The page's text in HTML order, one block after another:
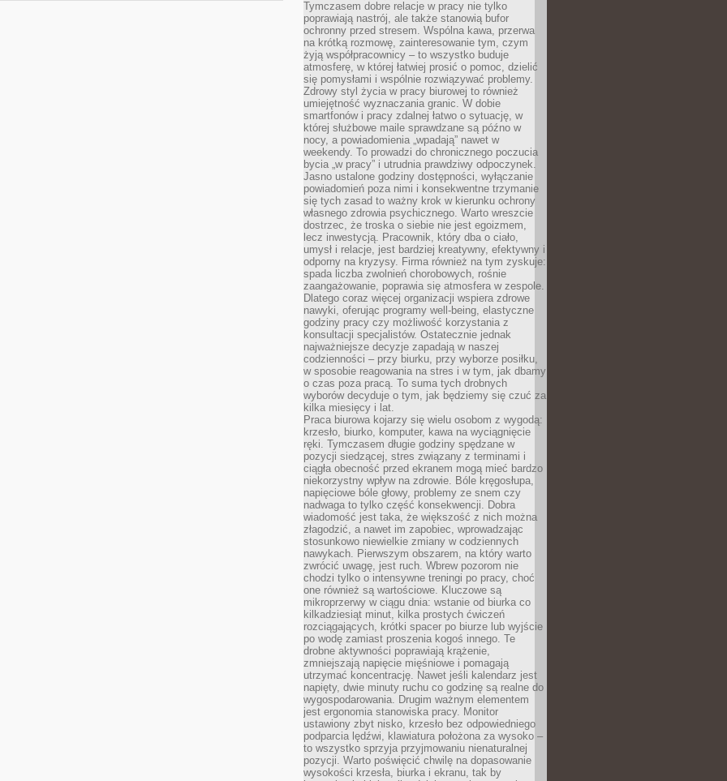
Tymczasem dobre relacje w pracy nie tylko
poprawiają nastrój, ale także stanowią bufor
ochronny przed stresem. Wspólna kawa, przerwa
na krótką rozmowę, zainteresowanie tym, czym
żyją współpracownicy – to wszystko buduje
atmosferę, w której łatwiej prosić o pomoc, dzielić
się pomysłami i wspólnie rozwiązywać problemy.
Zdrowy styl życia w pracy biurowej to również
umiejętność wyznaczania granic. W dobie
smartfonów i pracy zdalnej łatwo o sytuację, w
której służbowe maile sprawdzane są późno w
nocy, a powiadomienia „wpadają” nawet w
weekendy. To prowadzi do chronicznego poczucia
bycia „w pracy” i utrudnia prawdziwy odpoczynek.
Jasno ustalone godziny dostępności, wyłączanie
powiadomień poza nimi i konsekwentne trzymanie
się tych zasad to ważny krok w kierunku ochrony
własnego zdrowia psychicznego. Warto wreszcie
dostrzec, że troska o siebie nie jest egoizmem,
lecz inwestycją. Pracownik, który dba o ciało,
umysł i relacje, jest bardziej kreatywny, efektywny i
odporny na kryzysy. Firma również na tym zyskuje:
spada liczba zwolnień chorobowych, rośnie
zaangażowanie, poprawia się atmosfera w zespole.
Dlatego coraz więcej organizacji wspiera zdrowe
nawyki, oferując programy well-being, elastyczne
godziny pracy czy możliwość korzystania z
konsultacji specjalistów. Ostatecznie jednak
najważniejsze decyzje zapadają w naszej
codzienności – przy biurku, przy wyborze posiłku,
w sposobie reagowania na stres i w tym, jak dbamy
o czas poza pracą. To suma tych drobnych
wyborów decyduje o tym, jak będziemy się czuć za
kilka miesięcy i lat.
Praca biurowa kojarzy się wielu osobom z wygodą:
krzesło, biurko, komputer, kawa na wyciągnięcie
ręki. Tymczasem długie godziny spędzane w
pozycji siedzącej, stres związany z terminami i
ciągła obecność przed ekranem mogą mieć bardzo
niekorzystny wpływ na zdrowie. Bóle kręgosłupa,
napięciowe bóle głowy, problemy ze snem czy
nadwaga to tylko część konsekwencji. Dobra
wiadomość jest taka, że większość z nich można
złagodzić, a nawet im zapobiec, wprowadzając
stosunkowo niewielkie zmiany w codziennych
nawykach. Pierwszym obszarem, na który warto
zwrócić uwagę, jest ruch. Wbrew pozorom nie
chodzi tylko o intensywne treningi po pracy, choć
one również są wartościowe. Kluczowe są
mikroprzerwy w ciągu dnia: wstanie od biurka co
kilkadziesiąt minut, kilka prostych ćwiczeń
rozciągających, krótki spacer po biurze lub wyjście
po wodę zamiast proszenia kogoś innego. Te
drobne aktywności poprawiają krążenie,
zmniejszają napięcie mięśniowe i pomagają
utrzymać koncentrację. Nawet jeśli kalendarz jest
napięty, dwie minuty ruchu co godzinę są realne do
wygospodarowania. Drugim ważnym elementem
jest ergonomia stanowiska pracy. Monitor
ustawiony zbyt nisko, krzesło bez odpowiedniego
podparcia lędźwi, klawiatura położona za wysoko –
to wszystko sprzyja przyjmowaniu nienaturalnej
pozycji. Warto poświęcić chwilę na dopasowanie
wysokości krzesła, biurka i ekranu, tak by